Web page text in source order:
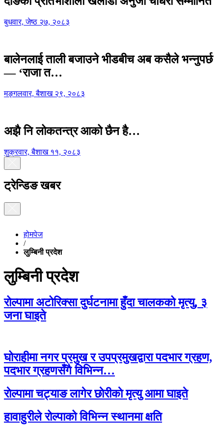
बुधवार, जेष्ठ २७, २०८३
बालेनलाई ताली बजाउने भीडबीच अब कसैले भन्नुपर्छ
— ‘राजा त…
मङ्गलवार, बैशाख २९, २०८३
अझै नि लोकतन्त्र आको छैन है…
शुक्रवार, बैशाख ११, २०८३
ट्रेन्डिङ खबर
होमपेज
/
लुम्बिनी प्रदेश
लुम्बिनी प्रदेश
रोल्पामा अटोरिक्सा दुर्घटनामा हुँदा चालकको मृत्यु, ३
जना घाइते
घोराहीमा नगर प्रमुख र उपप्रमुखद्वारा पदभार ग्रहण,
पदभार ग्रहणसँगै विभिन्न…
राेल्पामा चट्याङ लागेर छाेरीकाे मृत्यु आमा घाइते
हावाहुरीले रोल्पाको विभिन्न स्थानमा क्षति